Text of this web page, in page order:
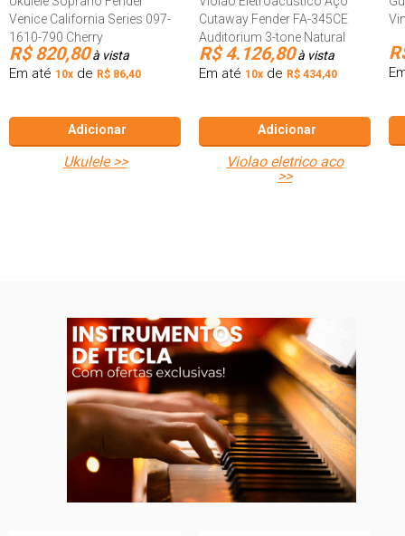
Venice California Series 097-
1610-790 Cherry
R$ 820,80à vista
Em até 10x de R$ 86,40
Adicionar
ukulele >>
Cutaway Fender FA-345CE
Auditorium 3-tone Natural
R$ 4.126,80à vista
Em até 10x de R$ 434,40
Adicionar
violao eletrico aco
>>